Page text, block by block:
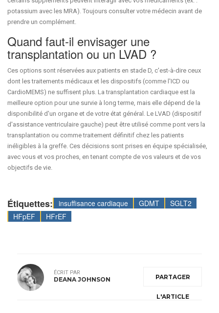
potassium avec les MRA). Toujours consulter votre médecin avant de
prendre un complément.
Quand faut-il envisager une
transplantation ou un LVAD ?
Ces options sont réservées aux patients en stade D, c'est-à-dire ceux
dont les traitements médicaux et les dispositifs (comme l'ICD ou
CardioMEMS) ne suffisent plus. La transplantation cardiaque est la
meilleure option pour une survie à long terme, mais elle dépend de la
disponibilité d'un organe et de votre état général. Le LVAD (dispositif
d'assistance ventriculaire gauche) peut être utilisé comme pont vers la
transplantation ou comme traitement définitif chez les patients
inéligibles à la greffe. Ces décisions sont prises en équipe spécialisée,
avec vous et vos proches, en tenant compte de vos valeurs et de vos
objectifs de vie.
Étiquettes: insuffisance cardiaque GDMT
SGLT2
HFpEF
HFrEF
PARTAGER
L'ARTICLE
ÉCRIT PAR
DEANA JOHNSON